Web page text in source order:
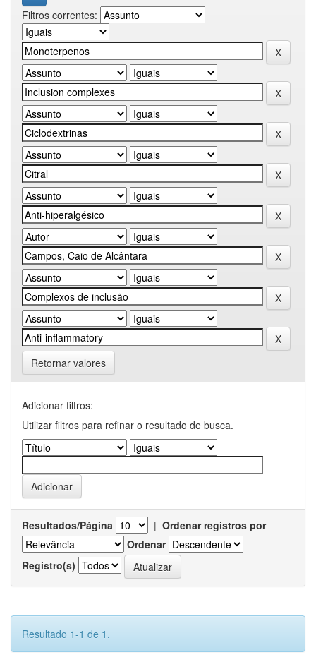
Filtros correntes:
Retornar valores
Adicionar filtros:
Utilizar filtros para refinar o resultado de busca.
Resultados/Página | Ordenar registros por
Ordenar
Registro(s)
Resultado 1-1 de 1.